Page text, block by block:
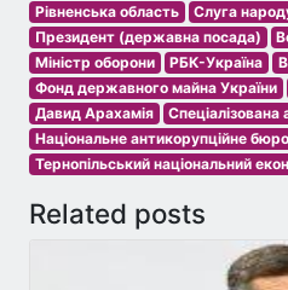
Рівненська область
Слуга
Президент (державна посада)
Міністр оборони
РБК-Україна
Фонд державного майна України
Давид Арахамія
Національне антикорупційне
Тернопільський національний
Related posts